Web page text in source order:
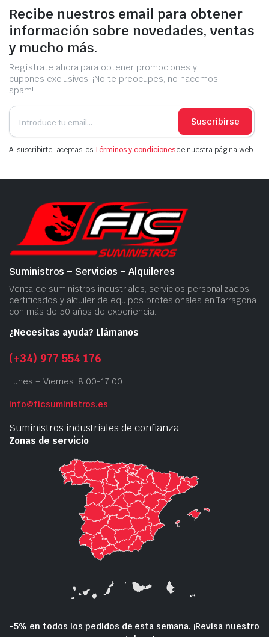
Recibe nuestros email para obtener
información sobre novedades, ventas
y mucho más.
Regístrate ahora para obtener promociones y
cupones exclusivos. ¡No te preocupes, no hacemos
spam!
Suscribirse
Al suscribirte, aceptas losTérminos y condicionesde nuestra página web.
Suministros – Servicios – Alquileres
Venta de suministros industriales, servicios personalizados,
certificados y alquiler de equipos profesionales en Tarragona
con más de 50 años de experiencia.
¿Necesitas ayuda? Llámanos
(+34) 977 554 176
Lunes – Viernes: 8:00-17:00
info@ficsuministros.es
Suministros industriales de confianza
Zonas de servicio
-5% en todos los pedidos de esta semana. ¡Revisa nuestro